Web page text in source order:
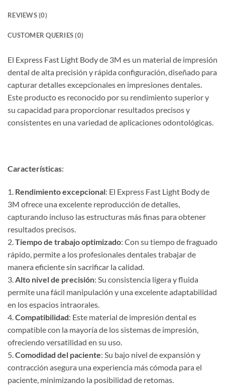
REVIEWS (0)
CUSTOMER QUERIES (0)
El Express Fast Light Body de 3M es un material de impresión
dental de alta precisión y rápida configuración, diseñado para
capturar detalles excepcionales en impresiones dentales.
Este producto es reconocido por su rendimiento superior y
su capacidad para proporcionar resultados precisos y
consistentes en una variedad de aplicaciones odontológicas.
Características:
1. Rendimiento excepcional: El Express Fast Light Body de
3M ofrece una excelente reproducción de detalles,
capturando incluso las estructuras más finas para obtener
resultados precisos.
2.Tiempo de trabajo optimizado: Con su tiempo de fraguado
rápido, permite a los profesionales dentales trabajar de
manera eficiente sin sacrificar la calidad.
3.Alto nivel de precisión: Su consistencia ligera y fluida
permite una fácil manipulación y una excelente adaptabilidad
en los espacios intraorales.
4.Compatibilidad: Este material de impresión dental es
compatible con la mayoría de los sistemas de impresión,
ofreciendo versatilidad en su uso.
5.Comodidad del paciente: Su bajo nivel de expansión y
contracción asegura una experiencia más cómoda para el
paciente, minimizando la posibilidad de retomas.